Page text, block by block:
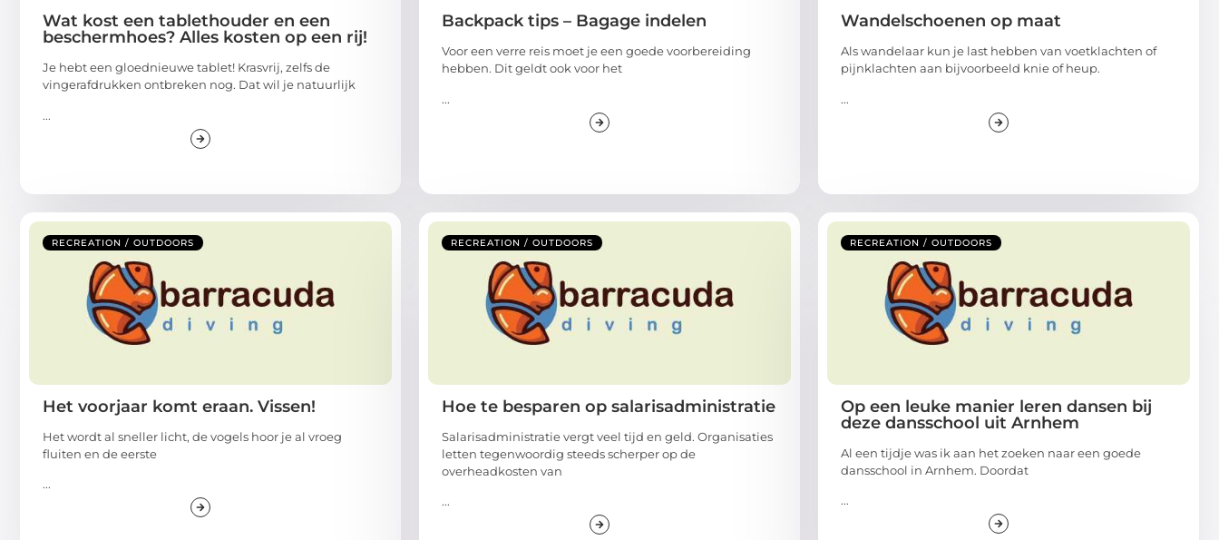
Wat kost een tablethouder en een
beschermhoes? Alles kosten op een rij!
Je hebt een gloednieuwe tablet! Krasvrij, zelfs de
vingerafdrukken ontbreken nog. Dat wil je natuurlijk
...
Backpack tips – Bagage indelen
Voor een verre reis moet je een goede voorbereiding
hebben. Dit geldt ook voor het
...
Wandelschoenen op maat
Als wandelaar kun je last hebben van voetklachten of
pijnklachten aan bijvoorbeeld knie of heup.
...
RECREATION / OUTDOORS
Het voorjaar komt eraan. Vissen!
Het wordt al sneller licht, de vogels hoor je al vroeg
fluiten en de eerste
...
RECREATION / OUTDOORS
Hoe te besparen op salarisadministratie
Salarisadministratie vergt veel tijd en geld. Organisaties
letten tegenwoordig steeds scherper op de
overheadkosten van
...
RECREATION / OUTDOORS
Op een leuke manier leren dansen bij
deze dansschool uit Arnhem
Al een tijdje was ik aan het zoeken naar een goede
dansschool in Arnhem. Doordat
...